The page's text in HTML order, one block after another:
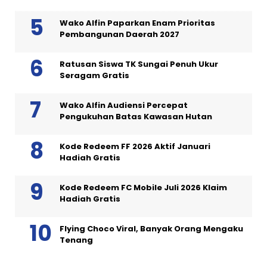
Wako Alfin Paparkan Enam Prioritas
Pembangunan Daerah 2027
Ratusan Siswa TK Sungai Penuh Ukur
Seragam Gratis
Wako Alfin Audiensi Percepat
Pengukuhan Batas Kawasan Hutan
Kode Redeem FF 2026 Aktif Januari
Hadiah Gratis
Kode Redeem FC Mobile Juli 2026 Klaim
Hadiah Gratis
Flying Choco Viral, Banyak Orang Mengaku
Tenang